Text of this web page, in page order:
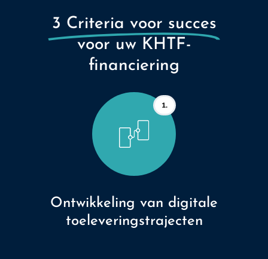
3 Criteria voor succes
voor uw KHTF-
financiering
1.
Ontwikkeling van digitale
toeleveringstrajecten